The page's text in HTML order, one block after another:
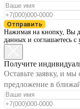
Отправить
Нажимая на кнопку, Вы
данных и соглашаетесь с
Получите
Оставьте заявку, и
предложение в